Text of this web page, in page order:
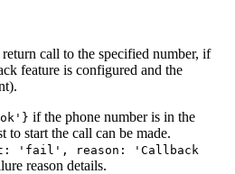
call to the specified number, if
feature is configured and the
if the phone number is in the
to start the call can be made.
'fail', reason: 'Callback
reason details.